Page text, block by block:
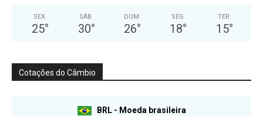
SEX
25°
SÁB
30°
DOM
26°
SEG
18°
TER
15°
Cotações do Câmbio
BRL - Moeda brasileira